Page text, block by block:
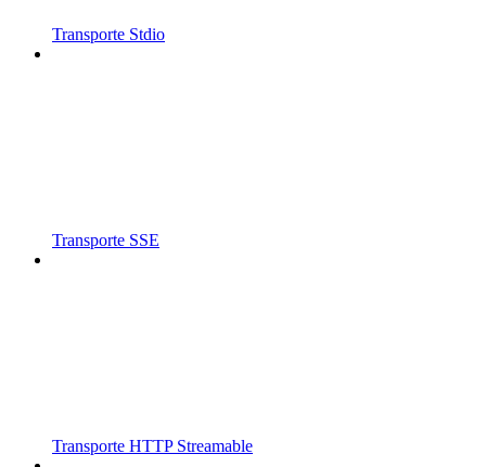
Transporte Stdio
Transporte SSE
Transporte HTTP Streamable